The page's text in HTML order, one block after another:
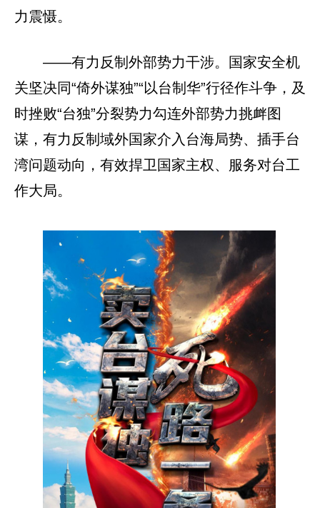
力震慑。
——有力反制外部势力干涉。国家安全机
关坚决同“倚外谋独”“以台制华”行径作斗争，及
时挫败“台独”分裂势力勾连外部势力挑衅图
谋，有力反制域外国家介入台海局势、插手台
湾问题动向，有效捍卫国家主权、服务对台工
作大局。